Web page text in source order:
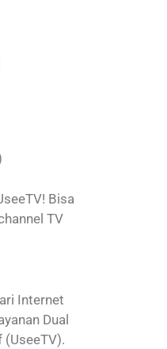
Bisa
TV
Internet
Dual